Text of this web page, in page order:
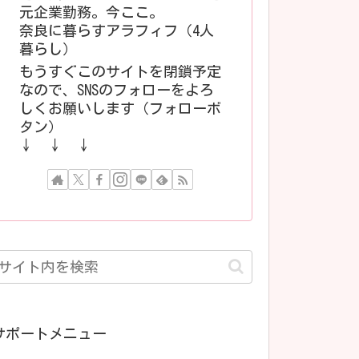
元企業勤務。今ここ。
奈良に暮らすアラフィフ（4人
暮らし）
もうすぐこのサイトを閉鎖予定
なので、SNSのフォローをよろ
しくお願いします（フォローボ
タン）
↓ ↓ ↓
ポートメニュー